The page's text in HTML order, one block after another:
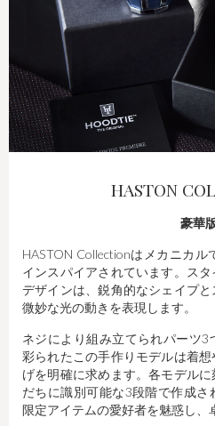
HASTON
豪華
HASTON Collectionはメカニカ
インスパイアされています。ス
デザインは、鋭角的なシェイプと
微妙な光の動きを表現します。
ネジにより組み立てられパーツ
彩られたこの手作りモデルは着
げを明確に求めます。各モデル
だちに識別可能な3段階で作成
限定アイテムの愛好者を魅惑し、